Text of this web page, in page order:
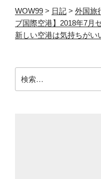
WOW99 > 日記 > 外国旅
ブ国際空港】2018年7月
新しい空港は気持ちがい
検
索: